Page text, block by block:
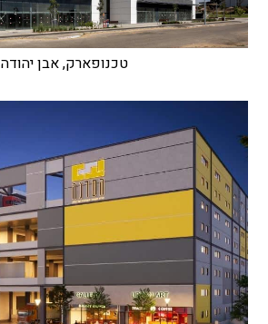
טכנופארק, אבן יהודה